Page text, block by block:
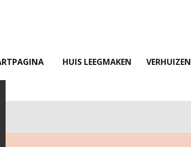
HUIS LEEGMAKEN VERHUIZEN